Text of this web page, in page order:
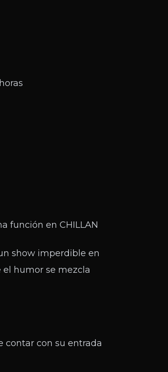
función en CHILLAN
show imperdible en
humor se mezcla
contar con su entrada